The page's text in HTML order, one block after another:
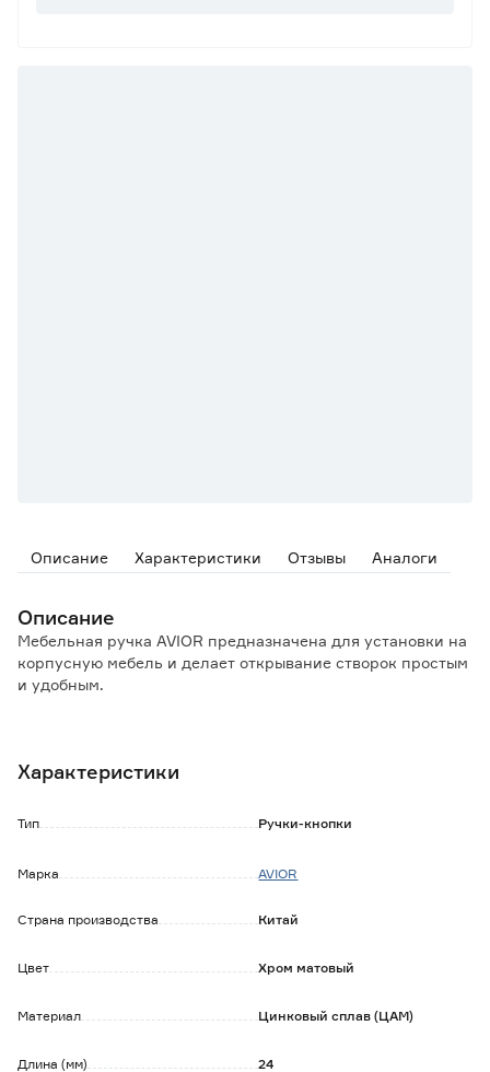
Описание Характеристики Отзывы Аналоги
Описание
Мебельная ручка AVIOR предназначена для установки на
корпусную мебель и делает открывание створок простым
и удобным.
прочность, долгий срок эксплуатации;
изготовленной из натуральных и искусственных
- легко устанавливается и демонтируется.
Обратите внимание:
Протирать влажной тканью, смоченной в любом
абразивов и агрессивных веществ. После вытереть
Характеристики
Тип Ручки-кнопки
Марка AVIOR
Страна производства Китай
Цвет Хром матовый
Материал Цинковый сплав (ЦАМ)
Длина (мм) 24